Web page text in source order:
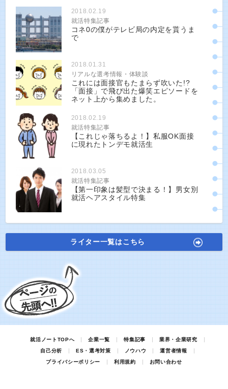
2018.02.19
就活特集記事
コネ0の僕がテレビ局の内定を貰うま
で
2018.01.31
リアルな選考情報・体験談
これには面接官もたまらず吹いた!?
「面接」で飛び出た爆笑エピソードを
ネット上から集めました。
2018.02.19
就活特集記事
【これじゃ落ちるよ！】私服OK面接
に現れたトンデモ就活生
2018.03.05
就活特集記事
【第一印象は髪型で決まる！】男女別
就活ヘアスタイル特集
ライター一覧はこちら
就活ノートTOPへ 企業一覧 特集記事
業界・企業研究
自己分析
ES・選考対策 ノウハウ
運営者情報
プライバシーポリシー
利用規約 お問い合わせ